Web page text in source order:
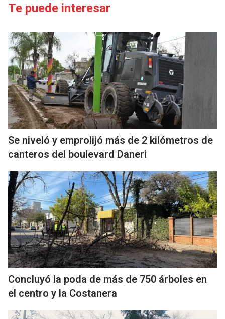
Te puede interesar
Se niveló y emprolijó más de 2 kilómetros de
canteros del boulevard Daneri
Concluyó la poda de más de 750 árboles en
el centro y la Costanera